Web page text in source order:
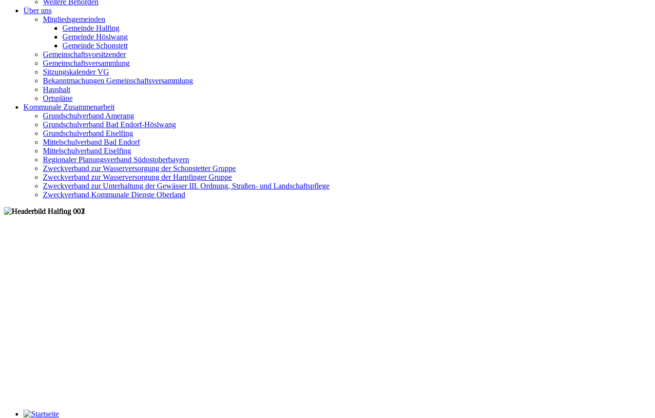
Weitere Behörden
Über uns
Mitgliedsgemeinden
Gemeinde Halfing
Gemeinde Höslwang
Gemeinde Schonstett
Gemeinschaftsvorsitzender
Gemeinschaftsversammlung
Sitzungskalender VG
Bekanntmachungen Gemeinschaftsversammlung
Haushalt
Ortspläne
Kommunale Zusammenarbeit
Grundschulverband Amerang
Grundschulverband Bad Endorf-Höslwang
Grundschulverband Eiselfing
Mittelschulverband Bad Endorf
Mittelschulverband Eiselfing
Regionaler Planungsverband Südostoberbayern
Zweckverband zur Wasserversorgung der Schonstetter Gruppe
Zweckverband zur Wasserversorgung der Harpfinger Gruppe
Zweckverband zur Unterhaltung der Gewässer III. Ordnung, Straßen- und Landschaftspflege
Zweckverband Kommunale Dienste Oberland